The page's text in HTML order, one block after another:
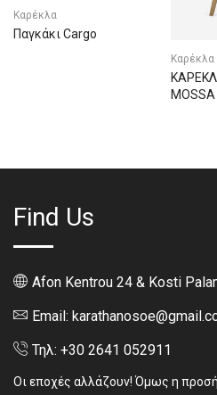
Καρέκλα
Παγκάκι Cargo
Καρέκλα
MOSSA
Find Us
Afon Kentrou 24 & Kosti
Email:
Τηλ: +30 2641 052911
Οι εποχές αλλάζουν! Όμως η